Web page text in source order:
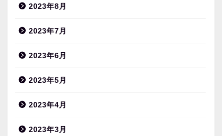
2023年8月
2023年7月
2023年6月
2023年5月
2023年4月
2023年3月